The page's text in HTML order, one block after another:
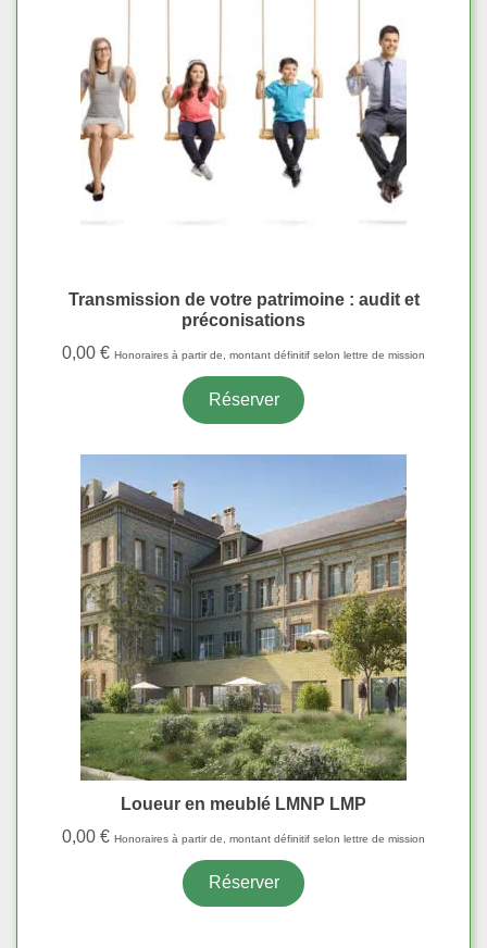
Transmission de votre patrimoine : audit et
préconisations
0,00 € Honoraires à partir de, montant définitif selon lettre de mission
Réserver
Loueur en meublé LMNP LMP
0,00 € Honoraires à partir de, montant définitif selon lettre de mission
Réserver